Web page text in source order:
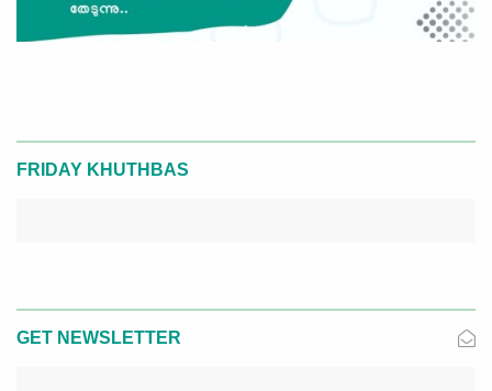
FRIDAY KHUTHBAS
GET NEWSLETTER